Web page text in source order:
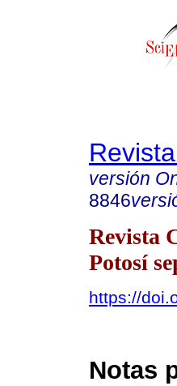
versión
8846
Revista
Potosí
https://
Notas